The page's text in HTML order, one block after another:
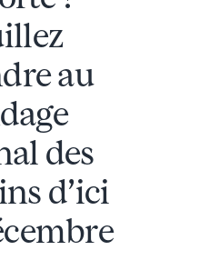
au
des
d’ici